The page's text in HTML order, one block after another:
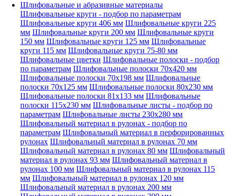
Шлифовальные и абразивные материалы
Шлифовальные круги - подбор по параметрам
Шлифовальные круги 406 мм Шлифовальные круги 225
мм Шлифовальные круги 200 мм Шлифовальные круги
150 мм Шлифовальные круги 125 мм Шлифовальные
круги 115 мм Шлифовальные круги 75-80 мм
Шлифовальные цветки Шлифовальные полоски - подбор
по параметрам Шлифовальные полоски 70x420 мм
Шлифовальные полоски 70x198 мм Шлифовальные
полоски 70x125 мм Шлифовальные полоски 80x230 мм
Шлифовальные полоски 81x133 мм Шлифовальные
полоски 115x230 мм Шлифовальные листы - подбор по
параметрам Шлифовальные листы 230x280 мм
Шлифовальный материал в рулонах - подбор по
параметрам Шлифовальный материал в перфорированных
рулонах Шлифовальный материал в рулонах 70 мм
Шлифовальный материал в рулонах 80 мм Шлифовальный
материал в рулонах 93 мм Шлифовальный материал в
рулонах 100 мм Шлифовальный материал в рулонах 115
мм Шлифовальный материал в рулонах 120 мм
Шлифовальный материал в рулонах 200 мм